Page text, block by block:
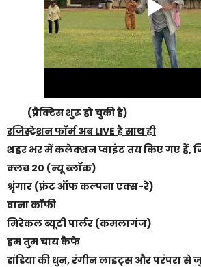
(प्रैक्टिस शुरू हो चुकी है)
रजिस्ट्रेशन फॉर्म अब LIVE है साथ ही
शहर भर में कलेक्शन प्वाइंट तय किए गए हैं,
क्लब 20 (न्यू ब्लॉक)
श्रृंगार (फ्रंट ऑफ कल्पना एक्स-रे)
वाना कॉफी
मिरेकल ब्यूटी पार्लर (कमलागंज)
हम तुम चाय कैफे
डांडिया की धुन, रंगीन लाइट्स और परंपरा